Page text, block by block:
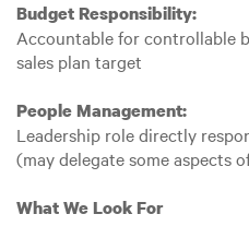
Budget Responsibility:
Accountable for controllable
sales plan target
People Management:
Leadership role directly
(may delegate some aspects
What We Look For